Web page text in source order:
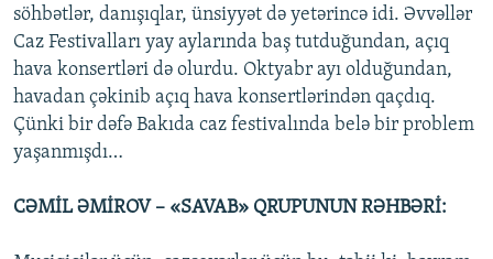
söhbətlər, danışıqlar, ünsiyyət də yetərincə idi. Əvvəllər
Caz Festivalları yay aylarında baş tutduğundan, açıq
hava konsertləri də olurdu. Oktyabr ayı olduğundan,
havadan çəkinib açıq hava konsertlərindən qaçdıq.
Çünki bir dəfə Bakıda caz festivalında belə bir problem
yaşanmışdı…
CƏMİL ƏMİROV – «SAVAB» QRUPUNUN RƏHBƏRİ: